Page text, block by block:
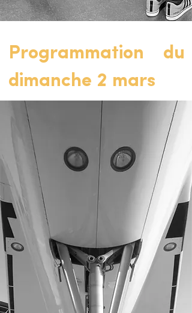
Programmation du
dimanche 2 mars